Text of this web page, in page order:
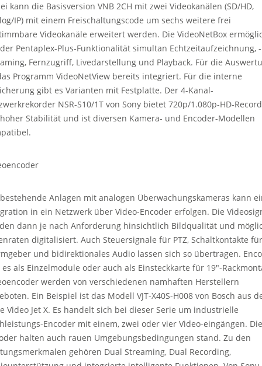
kann die Basisversion VNB 2CH mit zwei Videokanälen (SD/HD,
IP) mit einem Freischaltungscode um sechs weitere frei
Videokanäle erweitert werden. Die VideoNetBox
Pentaplex-Plus-Funktionalität simultan Echtzeitaufzeichnung, -
Fernzugriff, Livedarstellung und Playback. Für die
Programm VideoNetView bereits integriert. Für die interne
gibt es Varianten mit Festplatte. Der 4-Kanal-
NSR-S10/1T von Sony bietet 720p/1.080p-HD-
Stabilität und ist diversen Kamera- und Encoder-Modellen
Anlagen mit analogen Überwachungskameras kann
in ein Netzwerk über Video-Encoder erfolgen. Die
dann je nach Anforderung hinsichtlich Bildqualität und
digitalisiert. Auch Steuersignale für PTZ, Schaltkontakte für
und bidirektionales Audio lassen sich so übertragen.
als Einzelmodule oder auch als Einsteckkarte für 19″-
werden von verschiedenen namhaften Herstellern
Ein Beispiel ist das Modell VJT-X40S-H008 von Bosch aus
Video Jet X. Es handelt sich bei dieser Serie um industrielle
Encoder mit einem, zwei oder vier Video-eingängen. Die
halten auch rauen Umgebungsbedingungen stand. Zu den
gehören Dual Streaming, Dual Recording,